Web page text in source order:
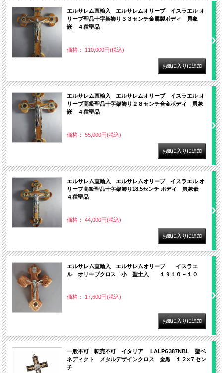
エルサレム直輸入 エルサレムオリーブ イスラエル オ
リーブ聖品十字架飾り３３センチ金属製ボディ 貝象
嵌 ４種聖品
価格： 110,000円(税込)
エルサレム直輸入 エルサレムオリーブ イスラエル オ
リーブ高級聖品十字架飾り２８センチ合金ボディ 貝象
嵌 ４種聖品
価格： 55,000円(税込)
エルサレム直輸入 エルサレムオリーブ イスラエル オ
リーブ高級聖品十字架飾り18.5センチ ボディ 貝象嵌
４種聖品
価格： 44,000円(税込)
エルサレム直輸入 エルサレムオリーブ イスラエ
ル オリーブクロス 小 聖土入 １９１０－１０
価格： 17,600円(税込)
一般不可 転売不可 イタリア LALPG387NBL 聖ベ
ネディクト メタルデザインクロス 金黒 １２×７セン
チ